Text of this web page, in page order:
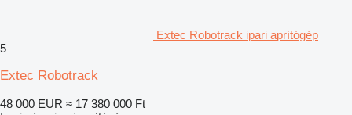
Extec Robotrack ipari aprítógép
5
Extec Robotrack
48 000 EUR ≈ 17 380 000 Ft